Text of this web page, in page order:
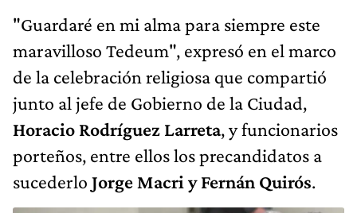
"Guardaré en mi alma para siempre este
maravilloso Tedeum", expresó en el marco
de la celebración religiosa que compartió
junto al jefe de Gobierno de la Ciudad,
Horacio Rodríguez Larreta, y funcionarios
porteños, entre ellos los precandidatos a
sucederlo Jorge Macri y Fernán Quirós.